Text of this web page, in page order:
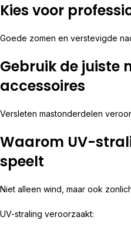
Kies voor
Goede zomen en verstevigde
Gebruik de juiste
accessoires
Versleten mastonderdelen
Waarom UV-
speelt
Niet alleen wind, maar ook
UV-straling veroorzaakt: